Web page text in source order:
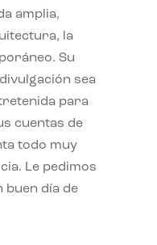
amplia,
la
Su
sea
para
cuentas de
todo muy
Le pedimos
buen día de